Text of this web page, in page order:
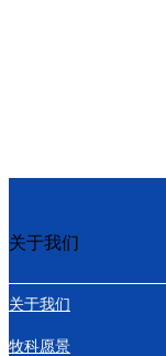
关于我们
关于我们
牧科愿景